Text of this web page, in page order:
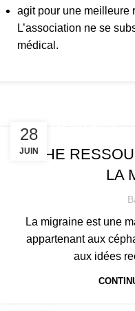
agit pour une meilleure
L’association ne se
médical.
28
JUIN
FICHES RESSOURCES
FICHE
LA
La migraine est une
appartenant aux
aux idées